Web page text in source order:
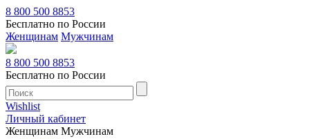
8 800 500 8853
Бесплатно по России
Женщинам Мужчинам
8 800 500 8853
Бесплатно по России
Wishlist
Личный кабинет
Женщинам Мужчинам